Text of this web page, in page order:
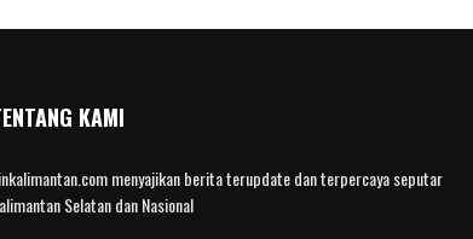
KAMI
menyajikan berita terupdate dan terpercaya seputar
Selatan dan Nasional